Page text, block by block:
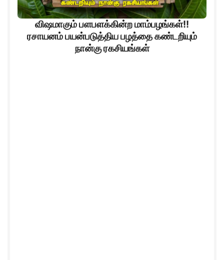
விஷமாகும் பளபளக்கின்ற மாம்பழங்கள்!!
ரசாயனம் பயன்படுத்திய பழத்தை கண்டறியும்
நான்கு ரகசியங்கள்